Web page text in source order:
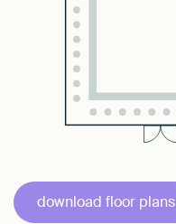
download floor plans